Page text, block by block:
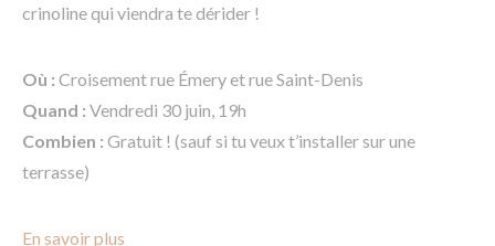
crinoline qui viendra te dérider !
Où : Croisement rue Émery et rue Saint-Denis
Quand : Vendredi 30 juin, 19h
Combien : Gratuit ! (sauf si tu veux t’installer sur une
terrasse)
En savoir plus